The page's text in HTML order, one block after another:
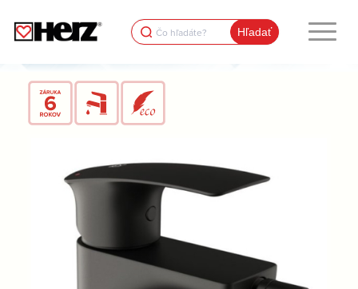
Search
for: